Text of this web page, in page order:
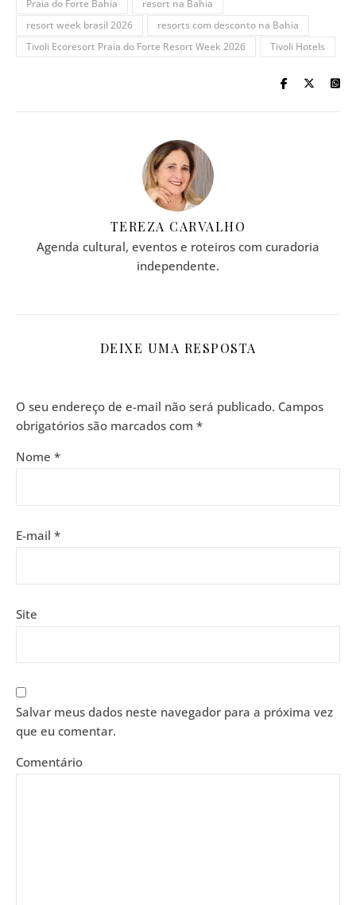
Praia do Forte Bahia
resort na Bahia
resort week brasil 2026
resorts com desconto na Bahia
Tivoli Ecoresort Praia do Forte Resort Week 2026
Tivoli Hotels
TEREZA CARVALHO
Agenda cultural, eventos e roteiros com curadoria
independente.
DEIXE UMA RESPOSTA
O seu endereço de e-mail não será publicado. Campos
obrigatórios são marcados com *
Nome *
E-mail *
Site
Salvar meus dados neste navegador para a próxima vez
que eu comentar.
Comentário